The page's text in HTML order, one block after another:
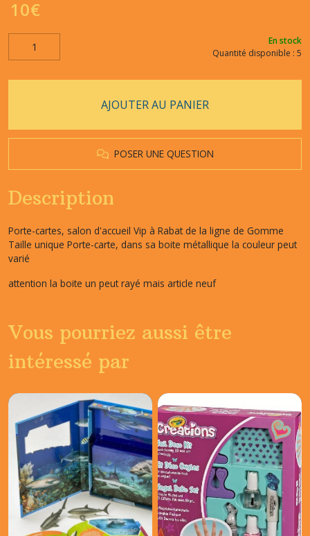
10€
En stock
Quantité disponible : 5
AJOUTER AU PANIER
POSER UNE QUESTION
Description
Porte-cartes, salon d'accueil Vip à Rabat de la ligne de Gomme
Taille unique Porte-carte, dans sa boite métallique la couleur peut
varié
attention la boite un peut rayé mais article neuf
Vous pourriez aussi être
intéressé par